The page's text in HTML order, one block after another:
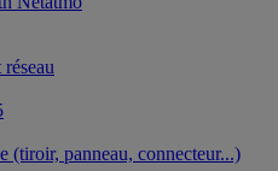
(tiroir, panneau, connecteur...)